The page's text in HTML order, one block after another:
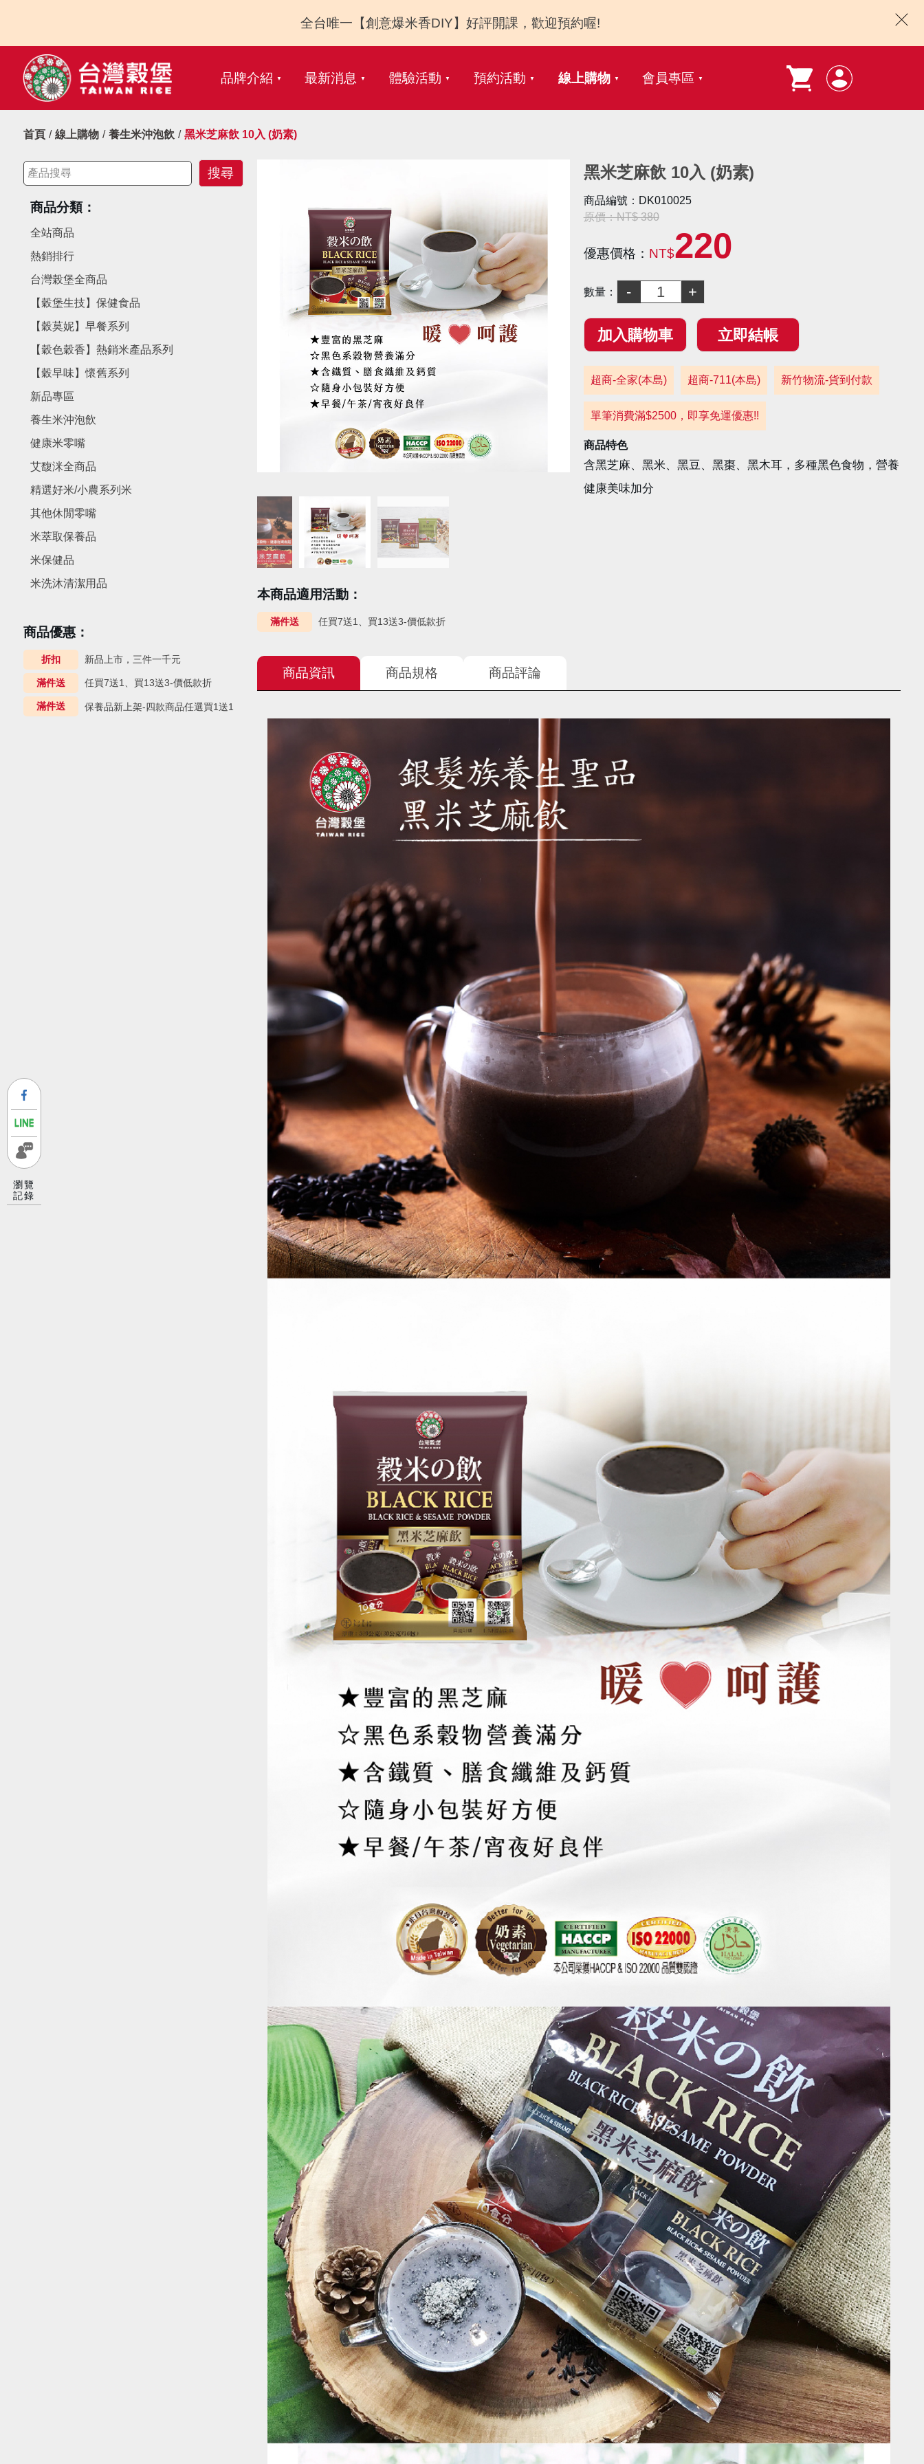
全台唯一【創意爆米香DIY】好評開課，歡迎預約喔!
品牌介紹 最新消息 體驗活動 預約活動 線上購物 會員專區
首頁 線上購物 養生米沖泡飲 黑米芝麻飲 10入 (奶素)
商品分類：
全站商品
熱銷排行
台灣榖堡全商品
【穀堡生技】保健食品
【穀莫妮】早餐系列
【穀色穀香】熱銷米產品系列
【穀早味】懷舊系列
新品專區
養生米沖泡飲
健康米零嘴
艾馥洣全商品
精選好米/小農系列米
其他休閒零嘴
米萃取保養品
米保健品
米洗沐清潔用品
商品優惠：
折扣 新品上市，三件一千元
滿件送 任買7送1、買13送3-價低款折
滿件送 保養品新上架-四款商品任選買1送1
本商品適用活動：
滿件送 任買7送1、買13送3-價低款折
黑米芝麻飲 10入 (奶素)
商品編號：DK010025
原價：NT$ 380
優惠價格： NT$220
數量：
超商-全家(本島) 超商-711(本島) 新竹物流-貨到付款
單筆消費滿$2500，即享免運優惠!!
商品特色
含黑芝麻、黑米、黑豆、黑棗、黑木耳，多種黑色食物，營養
健康美味加分
商品資訊 商品規格 商品評論
瀏覽
記錄